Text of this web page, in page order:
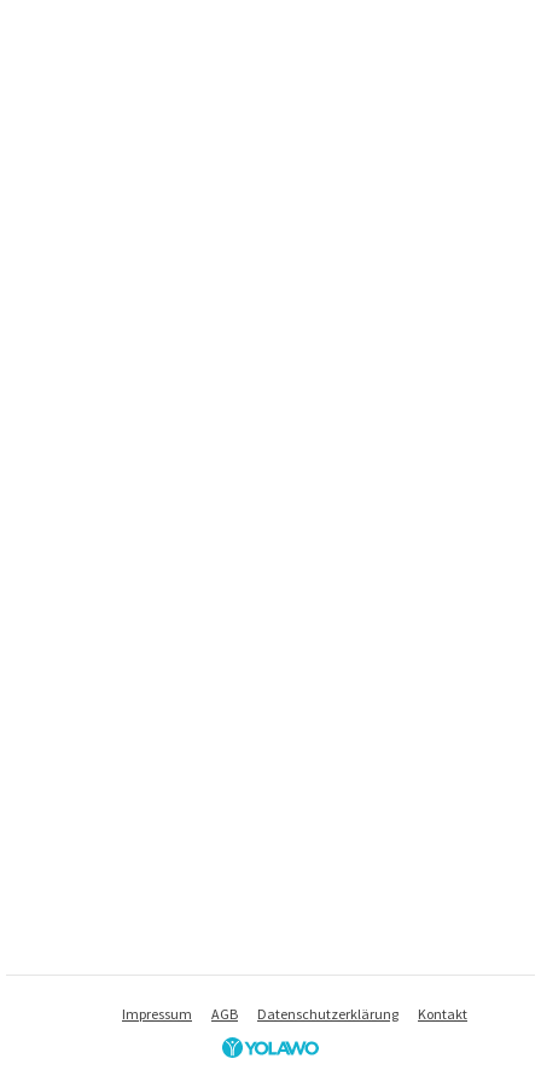
Impressum AGB Datenschutzerklärung Kontakt